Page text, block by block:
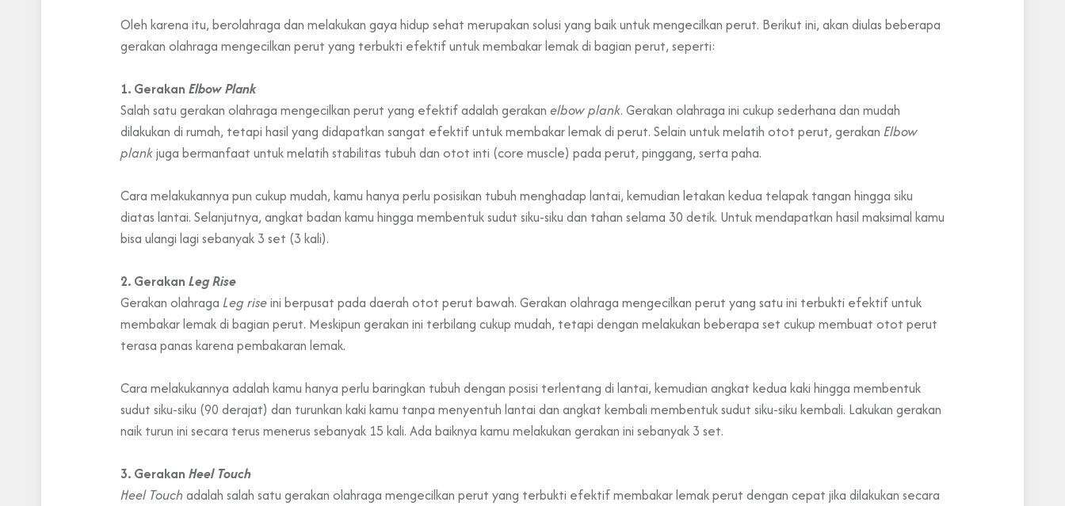
Oleh karena itu, berolahraga dan melakukan gaya hidup sehat merupakan solusi yang baik untuk mengecilkan perut. Berikut ini, akan diulas beberapa
gerakan olahraga mengecilkan perut yang terbukti efektif untuk membakar lemak di bagian perut, seperti:
1. Gerakan Elbow Plank
Salah satu gerakan olahraga mengecilkan perut yang efektif adalah gerakan elbow plank. Gerakan olahraga ini cukup sederhana dan mudah
dilakukan di rumah, tetapi hasil yang didapatkan sangat efektif untuk membakar lemak di perut. Selain untuk melatih otot perut, gerakan Elbow
plankjuga bermanfaat untuk melatih stabilitas tubuh dan otot inti (core muscle) pada perut, pinggang, serta paha.
Cara melakukannya pun cukup mudah, kamu hanya perlu posisikan tubuh menghadap lantai, kemudian letakan kedua telapak tangan hingga siku
diatas lantai. Selanjutnya, angkat badan kamu hingga membentuk sudut siku-siku dan tahan selama 30 detik. Untuk mendapatkan hasil maksimal kamu
bisa ulangi lagi sebanyak 3 set (3 kali).
2. Gerakan Leg Rise
Gerakan olahraga Leg riseini berpusat pada daerah otot perut bawah. Gerakan olahraga mengecilkan perut yang satu ini terbukti efektif untuk
membakar lemak di bagian perut. Meskipun gerakan ini terbilang cukup mudah, tetapi dengan melakukan beberapa set cukup membuat otot perut
terasa panas karena pembakaran lemak.
Cara melakukannya adalah kamu hanya perlu baringkan tubuh dengan posisi terlentang di lantai, kemudian angkat kedua kaki hingga membentuk
sudut siku-siku (90 derajat) dan turunkan kaki kamu tanpa menyentuh lantai dan angkat kembali membentuk sudut siku-siku kembali. Lakukan gerakan
naik turun ini secara terus menerus sebanyak 15 kali. Ada baiknya kamu melakukan gerakan ini sebanyak 3 set.
3. Gerakan Heel Touch
Heel Touch adalah salah satu gerakan olahraga mengecilkan perut yang terbukti efektif membakar lemak perut dengan cepat jika dilakukan secara